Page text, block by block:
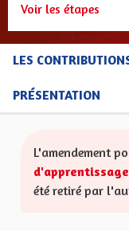
Voir les étapes
LES
PRÉSENTATION
L'amendement
été retiré par